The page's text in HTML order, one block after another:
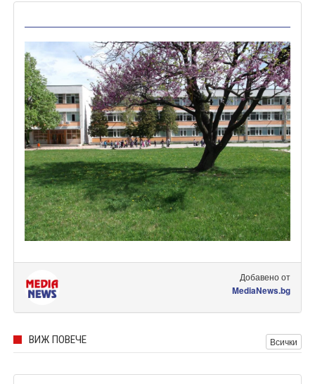
Добавено от
MediaNews.bg
ВИЖ ПОВЕЧЕ Всички